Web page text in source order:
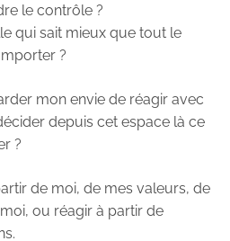
le contrôle ?
qui sait mieux que tout le
?
mon envie de réagir avec
depuis cet espace là ce
?
de moi, de mes valeurs, de
ou réagir à partir de